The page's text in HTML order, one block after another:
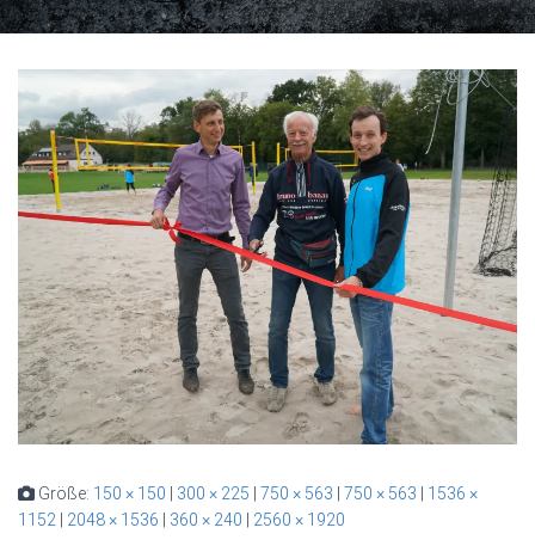
Größe: 150 × 150 | 300 × 225 | 750 × 563 | 750 × 563 | 1536 ×
1152 | 2048 × 1536 | 360 × 240 | 2560 × 1920